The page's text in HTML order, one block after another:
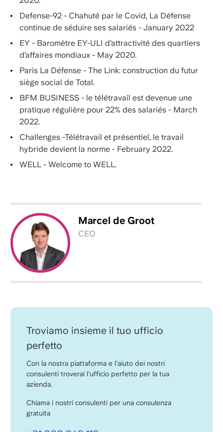
Defense-92 - Chahuté par le Covid, La Défense
continue de séduire ses salariés - January 2022
EY - Baromètre EY-ULI d’attractivité des quartiers
d’affaires mondiaux - May 2020.
Paris La Défense - The Link: construction du futur
siège social de Total.
BFM BUSINESS - le télétravail est devenue une
pratique régulière pour 22% des salariés - March
2022.
Challenges -Télétravail et présentiel, le travail
hybride devient la norme - February 2022.
WELL - Welcome to WELL.
Marcel de Groot
CEO
Troviamo insieme il tuo ufficio
perfetto
Con la nostra piattaforma e l'aiuto dei nostri
consulenti troverai l'ufficio perfetto per la tua
azienda.
Chiama i nostri consulenti per una consulenza
gratuita